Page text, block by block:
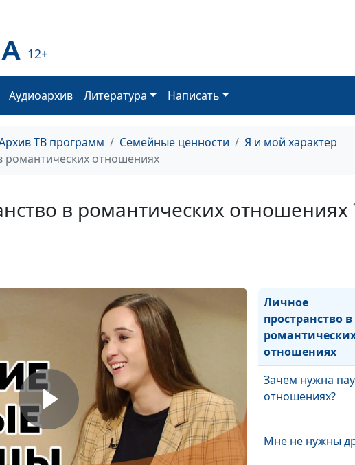
12+
Аудиоархив Литература Написать
ТВ программ Семейные ценности
Я и мой характер
романтических отношениях
в романтических отношениях
себя?
Возможна ли
с коллегами?
уважении
Возможна ли
Личное
пространство в
отношениях
Зачем нужна
отношениях?
Мне не нужны